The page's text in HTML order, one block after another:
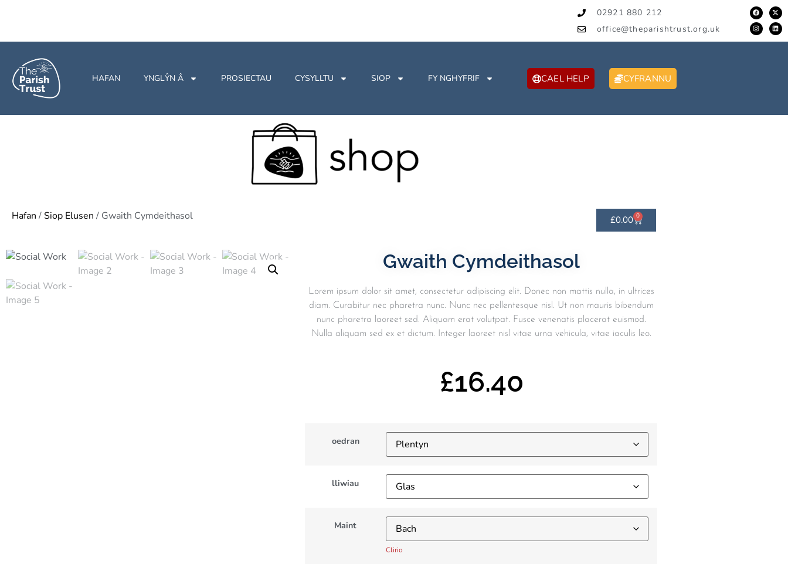
02921 880 212
office@theparishtrust.org.uk
HAFAN YNGLŶN Â PROSIECTAU CYSYLLTU SIOP FY NGHYFRIF CAEL HELP CYFRANNU
Hafan /Siop Elusen / Gwaith Cymdeithasol £0.00 0
Gwaith Cymdeithasol
Lorem ipsum dolor sit amet, consectetur adipiscing elit. Donec non mattis nulla, in ultrices
diam. Curabitur nec pharetra nunc. Nunc nec pellentesque nisl. Ut non mauris bibendum
nunc pharetra laoreet sed. Aliquam erat volutpat. Fusce venenatis placerat euismod.
Nulla aliquam sed ex et dictum. Integer laoreet nisl vitae urna vehicula, vitae iaculis leo.
£16.40
oedran
lliwiau
Maint
Clirio